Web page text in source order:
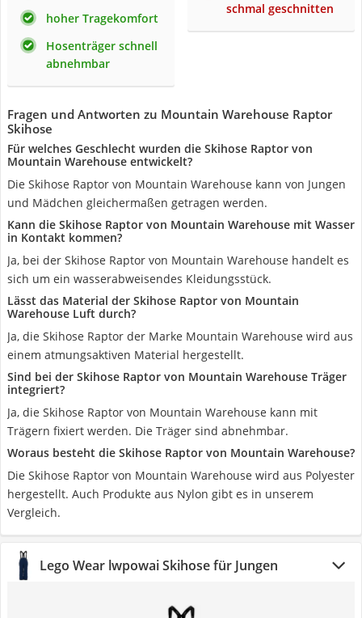
hoher Tragekomfort
Hosenträger schnell
abnehmbar
schmal geschnitten
Fragen und Antworten zu Mountain Warehouse Raptor
Skihose
Für welches Geschlecht wurden die Skihose Raptor von
Mountain Warehouse entwickelt?
Die Skihose Raptor von Mountain Warehouse kann von Jungen
und Mädchen gleichermaßen getragen werden.
Kann die Skihose Raptor von Mountain Warehouse mit Wasser
in Kontakt kommen?
Ja, bei der Skihose Raptor von Mountain Warehouse handelt es
sich um ein wasserabweisendes Kleidungsstück.
Lässt das Material der Skihose Raptor von Mountain
Warehouse Luft durch?
Ja, die Skihose Raptor der Marke Mountain Warehouse wird aus
einem atmungsaktiven Material hergestellt.
Sind bei der Skihose Raptor von Mountain Warehouse Träger
integriert?
Ja, die Skihose Raptor von Mountain Warehouse kann mit
Trägern fixiert werden. Die Träger sind abnehmbar.
Woraus besteht die Skihose Raptor von Mountain Warehouse?
Die Skihose Raptor von Mountain Warehouse wird aus Polyester
hergestellt. Auch Produkte aus Nylon gibt es in unserem
Vergleich.
Lego Wear lwpowai Skihose für Jungen